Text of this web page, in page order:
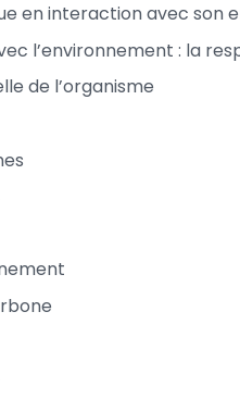
en interaction avec son
l’environnement : la
de l’organisme